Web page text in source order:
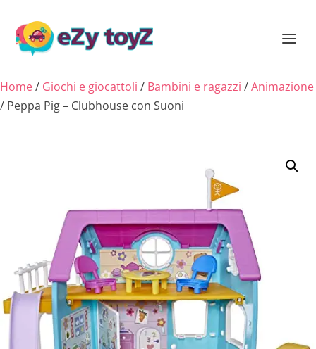
Home/ Giochi e giocattoli / Bambini e ragazzi /Animazione
/ Peppa Pig – Clubhouse con Suoni